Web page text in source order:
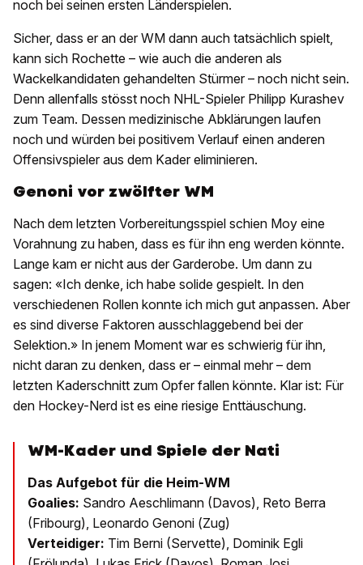
noch bei seinen ersten Länderspielen.
Sicher, dass er an der WM dann auch tatsächlich spielt,
kann sich Rochette – wie auch die anderen als
Wackelkandidaten gehandelten Stürmer – noch nicht sein.
Denn allenfalls stösst noch NHL-Spieler Philipp Kurashev
zum Team. Dessen medizinische Abklärungen laufen
noch und würden bei positivem Verlauf einen anderen
Offensivspieler aus dem Kader eliminieren.
Genoni vor zwölfter WM
Nach dem letzten Vorbereitungsspiel schien Moy eine
Vorahnung zu haben, dass es für ihn eng werden könnte.
Lange kam er nicht aus der Garderobe. Um dann zu
sagen: «Ich denke, ich habe solide gespielt. In den
verschiedenen Rollen konnte ich mich gut anpassen. Aber
es sind diverse Faktoren ausschlaggebend bei der
Selektion.» In jenem Moment war es schwierig für ihn,
nicht daran zu denken, dass er – einmal mehr – dem
letzten Kaderschnitt zum Opfer fallen könnte. Klar ist: Für
den Hockey-Nerd ist es eine riesige Enttäuschung.
WM-Kader und Spiele der Nati
Das Aufgebot für die Heim-WM
Goalies: Sandro Aeschlimann (Davos), Reto Berra
(Fribourg), Leonardo Genoni (Zug)
Verteidiger: Tim Berni (Servette), Dominik Egli